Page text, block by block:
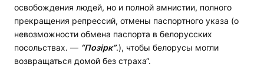
освобождения людей, но и полной амнистии, полного
прекращения репрессий, отмены паспортного указа (о
невозможности обмена паспорта в белорусских
посольствах. — “Позірк”.), чтобы белорусы могли
возвращаться домой без страха“.